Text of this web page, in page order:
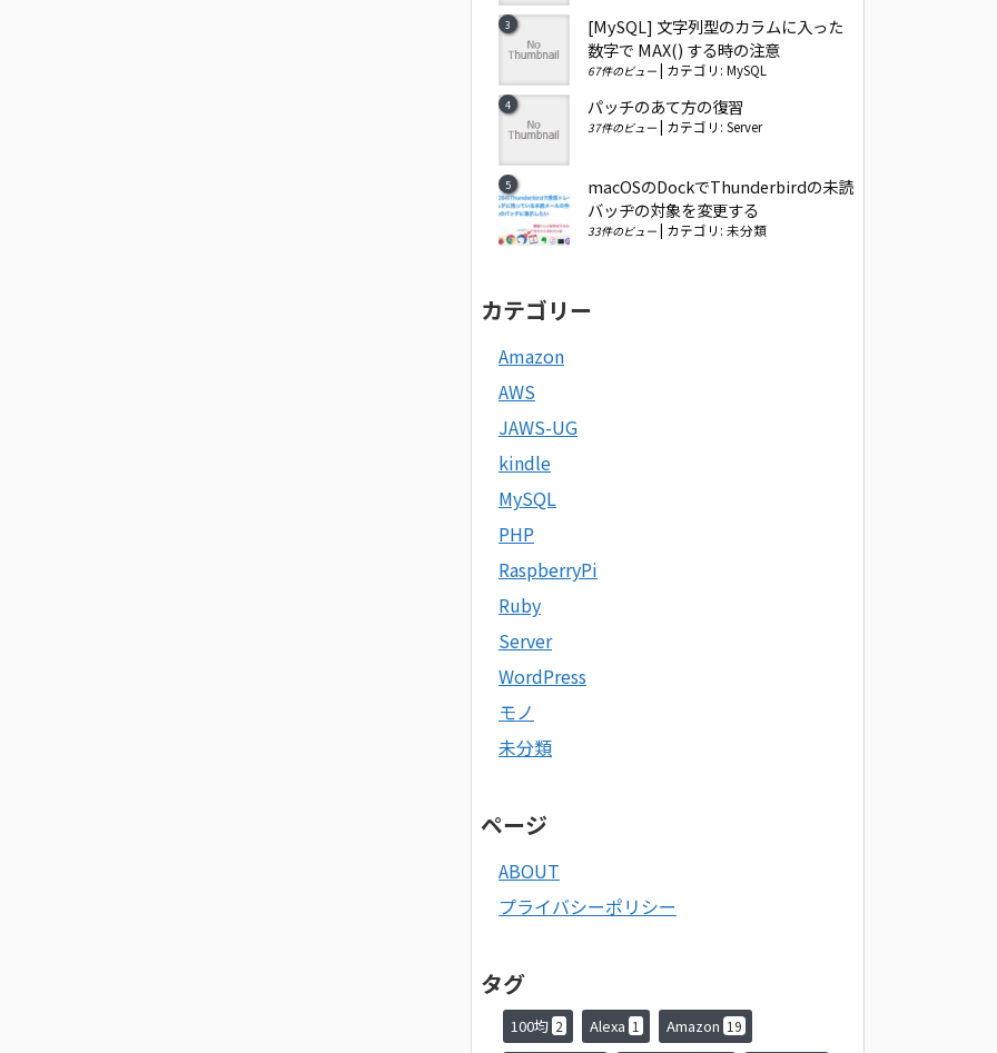
[MySQL] 文字列型のカラムに入った
数字で MAX() する時の注意
67件のビュー カテゴリ: MySQL
パッチのあて方の復習
37件のビュー カテゴリ: Server
macOSのDockでThunderbirdの未読
バッヂの対象を変更する
33件のビュー カテゴリ: 未分類
カテゴリー
Amazon
AWS
JAWS-UG
kindle
MySQL
PHP
RaspberryPi
Ruby
Server
WordPress
モノ
未分類
ページ
ABOUT
プライバシーポリシー
タグ
100均 2 Alexa 1 Amazon 19